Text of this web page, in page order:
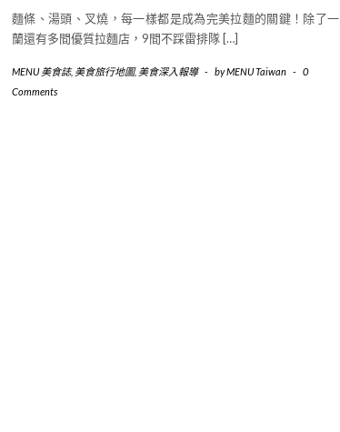
麵條、湯頭、叉燒，每一樣都是成為完美拉麵的關鍵！除了一
蘭還有多間優質拉麵店，9間不踩雷排隊 […]
MENU 美食誌, 美食旅行地圖, 美食深入報導 - byMENU Taiwan -
0
Comments